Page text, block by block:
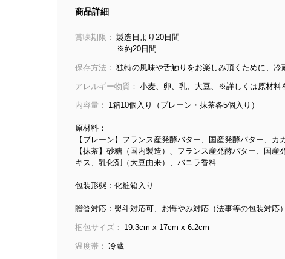
商品詳細
賞味期限： 製造日より20日間
※約20日間
保存方法： 独特の風味や舌触りをお楽しみ頂くために、冷
アレルギー物質： 小麦、卵、乳、大豆、※詳しくは原材料
内容量： 1箱10個入り（プレーン・抹茶各5個入り）
原材料：
【プレーン】フランス産発酵バター、国産発酵バター、
【抹茶】砂糖（国内製造）、フランス産発酵バター、国
キス、乳化剤（大豆由来）、バニラ香料
包装形態：化粧箱入り
贈答対応：熨斗対応可、お悔やみ対応（法事等の包装対応
梱包サイズ： 19.3cm x 17cm x 6.2cm
温度帯： 冷蔵